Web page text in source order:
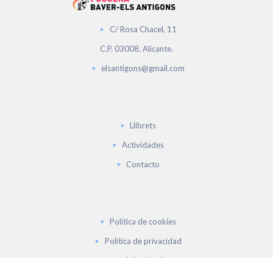
C/ Rosa Chacel, 11
C.P. 03008, Alicante.
elsantigons@gmail.com
Llibrets
Actividades
Contacto
Política de cookies
Política de privacidad